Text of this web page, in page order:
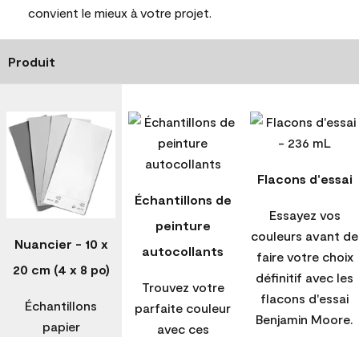
convient le mieux à votre projet.
Produit
Nuancier - 10 x
20 cm (4 x 8 po)
Échantillons
papier
Échantillons de
peinture
autocollants
Trouvez votre
parfaite couleur
avec ces
Flacons d'essai
Essayez vos
couleurs avant de
faire votre choix
définitif avec les
flacons d'essai
Benjamin Moore.